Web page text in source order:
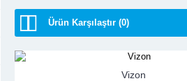
Ürün Karşılaştır (0)
Vizon